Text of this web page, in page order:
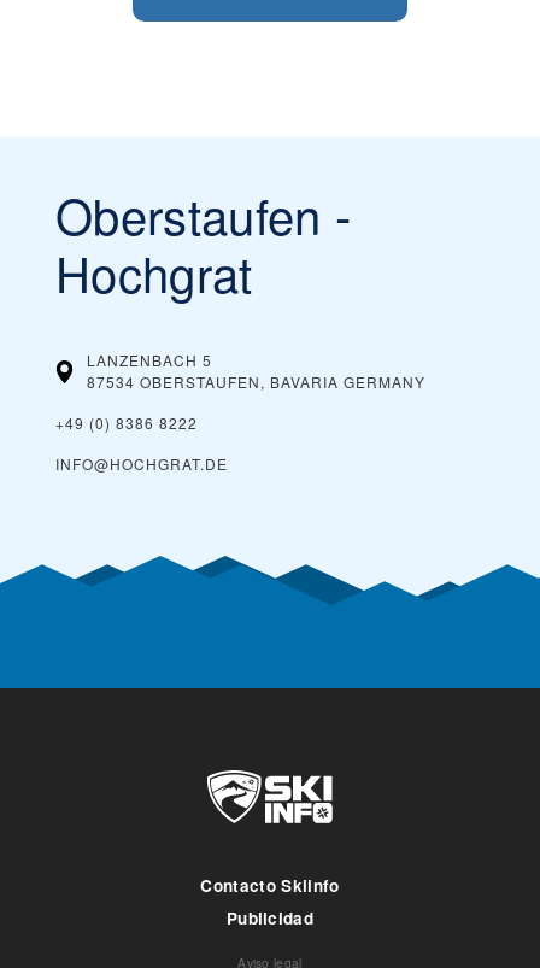
Oberstaufen -
Hochgrat
LANZENBACH 5
87534 OBERSTAUFEN, BAVARIA GERMANY
+49 (0) 8386 8222
INFO@HOCHGRAT.DE
Contacto Skiinfo
Publicidad
Aviso legal